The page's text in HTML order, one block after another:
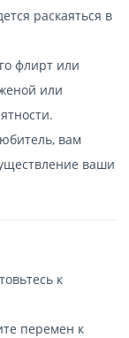
раскаяться в
флирт или
или
вам
ваши
к
перемен к